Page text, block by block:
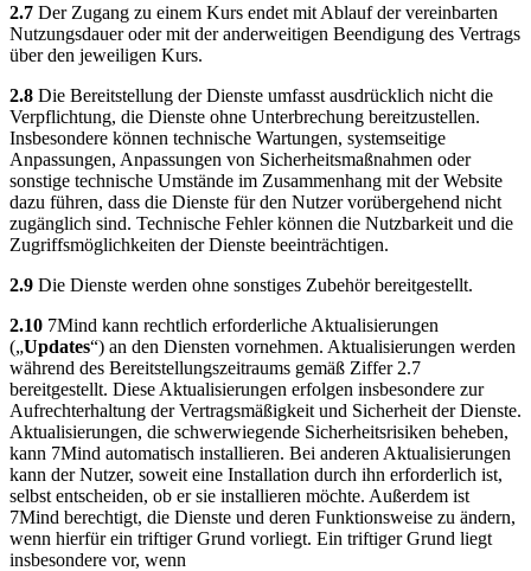
2.7 Der Zugang zu einem Kurs endet mit Ablauf der vereinbarten
Nutzungsdauer oder mit der anderweitigen Beendigung des Vertrags
über den jeweiligen Kurs.
2.8 Die Bereitstellung der Dienste umfasst ausdrücklich nicht die
Verpflichtung, die Dienste ohne Unterbrechung bereitzustellen.
Insbesondere können technische Wartungen, systemseitige
Anpassungen, Anpassungen von Sicherheitsmaßnahmen oder
sonstige technische Umstände im Zusammenhang mit der Website
dazu führen, dass die Dienste für den Nutzer vorübergehend nicht
zugänglich sind. Technische Fehler können die Nutzbarkeit und die
Zugriffsmöglichkeiten der Dienste beeinträchtigen.
2.9 Die Dienste werden ohne sonstiges Zubehör bereitgestellt.
2.10 7Mind kann rechtlich erforderliche Aktualisierungen
(„Updates“) an den Diensten vornehmen. Aktualisierungen werden
während des Bereitstellungszeitraums gemäß Ziffer 2.7
bereitgestellt. Diese Aktualisierungen erfolgen insbesondere zur
Aufrechterhaltung der Vertragsmäßigkeit und Sicherheit der Dienste.
Aktualisierungen, die schwerwiegende Sicherheitsrisiken beheben,
kann 7Mind automatisch installieren. Bei anderen Aktualisierungen
kann der Nutzer, soweit eine Installation durch ihn erforderlich ist,
selbst entscheiden, ob er sie installieren möchte. Außerdem ist
7Mind berechtigt, die Dienste und deren Funktionsweise zu ändern,
wenn hierfür ein triftiger Grund vorliegt. Ein triftiger Grund liegt
insbesondere vor, wenn